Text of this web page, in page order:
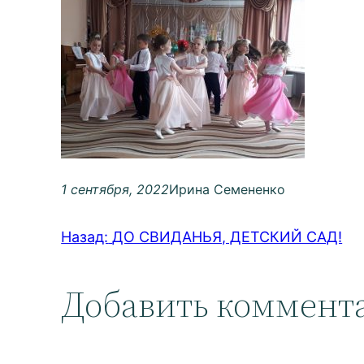
1 сентября, 2022Ирина Семененко
Назад: ДО СВИДАНЬЯ, ДЕТСКИЙ САД!
Добавить